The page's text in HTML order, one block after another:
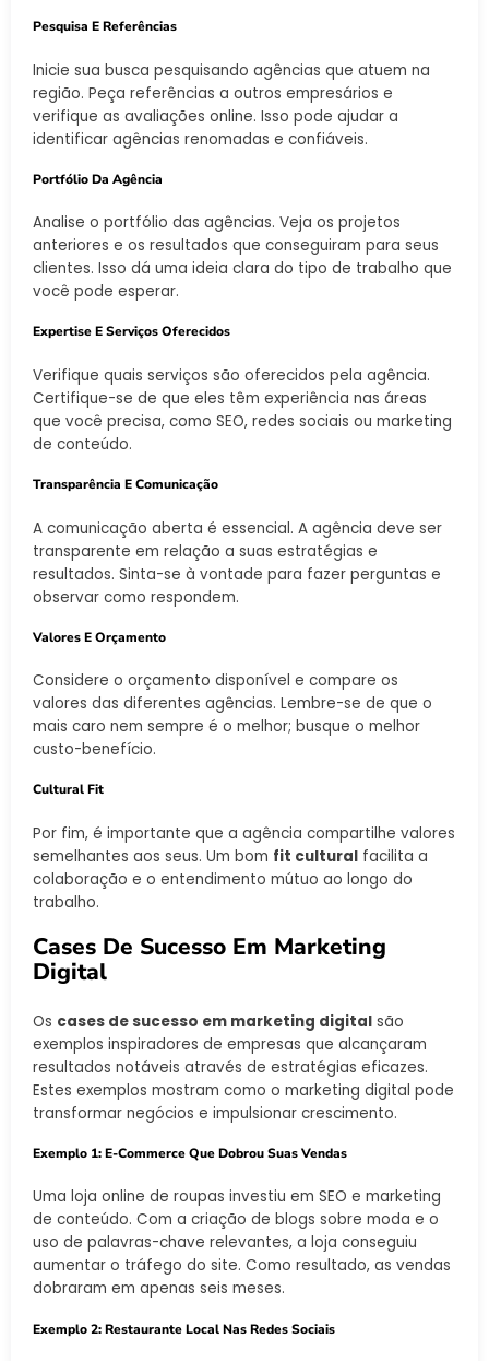
Pesquisa E Referências
Inicie sua busca pesquisando agências que atuem na
região. Peça referências a outros empresários e
verifique as avaliações online. Isso pode ajudar a
identificar agências renomadas e confiáveis.
Portfólio Da Agência
Analise o portfólio das agências. Veja os projetos
anteriores e os resultados que conseguiram para seus
clientes. Isso dá uma ideia clara do tipo de trabalho que
você pode esperar.
Expertise E Serviços Oferecidos
Verifique quais serviços são oferecidos pela agência.
Certifique-se de que eles têm experiência nas áreas
que você precisa, como SEO, redes sociais ou marketing
de conteúdo.
Transparência E Comunicação
A comunicação aberta é essencial. A agência deve ser
transparente em relação a suas estratégias e
resultados. Sinta-se à vontade para fazer perguntas e
observar como respondem.
Valores E Orçamento
Considere o orçamento disponível e compare os
valores das diferentes agências. Lembre-se de que o
mais caro nem sempre é o melhor; busque o melhor
custo-benefício.
Cultural Fit
Por fim, é importante que a agência compartilhe valores
semelhantes aos seus. Um bom fit cultural facilita a
colaboração e o entendimento mútuo ao longo do
trabalho.
Cases De Sucesso Em Marketing
Digital
Os cases de sucesso em marketing digital são
exemplos inspiradores de empresas que alcançaram
resultados notáveis através de estratégias eficazes.
Estes exemplos mostram como o marketing digital pode
transformar negócios e impulsionar crescimento.
Exemplo 1: E-Commerce Que Dobrou Suas Vendas
Uma loja online de roupas investiu em SEO e marketing
de conteúdo. Com a criação de blogs sobre moda e o
uso de palavras-chave relevantes, a loja conseguiu
aumentar o tráfego do site. Como resultado, as vendas
dobraram em apenas seis meses.
Exemplo 2: Restaurante Local Nas Redes Sociais